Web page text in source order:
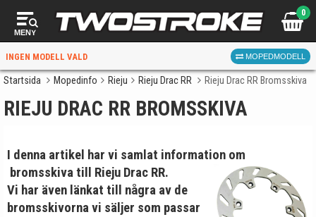
MENY
0
INGEN MODELL VALD MOPEDMODELL
VÄLJ MOPEDFÖR RÄTT DELAR
Startsida Mopedinfo Rieju Rieju Drac RR Rieju Drac RR Bromsskiva
RIEJU DRAC RR BROMSSKIVA
I denna artikel har vi samlat information om
bromsskiva till Rieju Drac RR.
Vi har även länkat till några av de
bromsskivorna vi säljer som passar